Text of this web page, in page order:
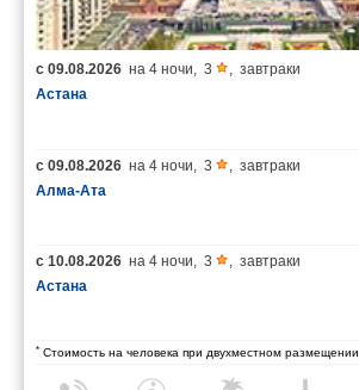
с 09.08.2026 на 4 ночи, 3 , завтраки
Астана
с 09.08.2026 на 4 ночи, 3 , завтраки
Алма-Ата
с 10.08.2026 на 4 ночи, 3 , завтраки
Астана
* Стоимость на человека при двухместном размещении